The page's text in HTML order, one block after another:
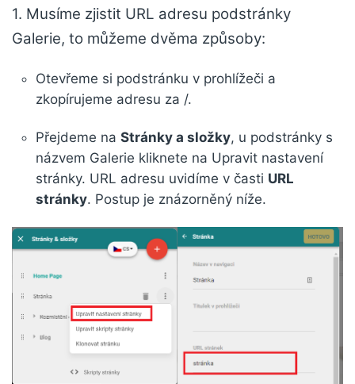
1. Musíme zjistit URL adresu podstránky
Galerie, to můžeme dvěma způsoby:
Otevřeme si podstránku v prohlížeči a
zkopírujeme adresu za /.
Přejdeme na Stránky a složky, u podstránky s
názvem Galerie kliknete na Upravit nastavení
stránky. URL adresu uvidíme v časti URL
stránky. Postup je znázorněný níže.